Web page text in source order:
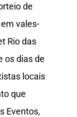
de
vales-
Rio das
os dias de
locais
que
Eventos,